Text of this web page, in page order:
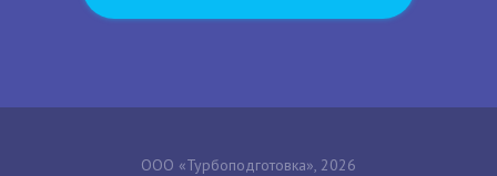
ООО «Турбоподготовка», 2026